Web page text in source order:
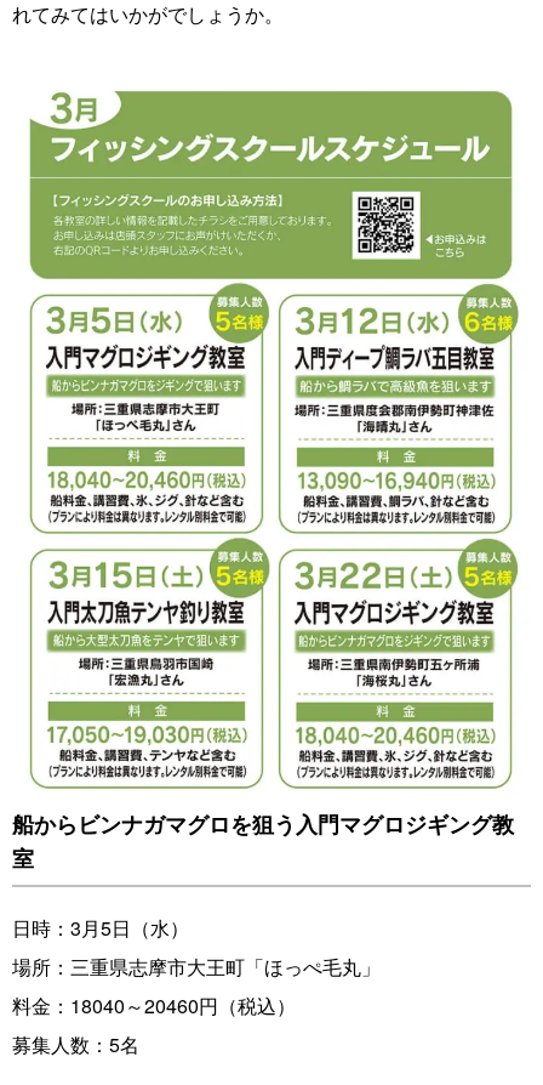
れてみてはいかがでしょうか。
船からビンナガマグロを狙う入門マグロジギング教
室
日時：3月5日（水）
場所：三重県志摩市大王町「ほっぺ毛丸」
料金：18040～20460円（税込）
募集人数：5名